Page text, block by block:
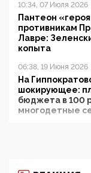
10:34, 07 Июля 2026
Пантеон
противникам
Лавре:
копыта
06:38, 19 Июня 2026
На
шокирующее:
бюджета в 100
многодетные